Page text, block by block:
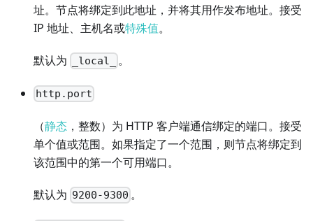
址。节点将绑定到此地址，并将其用作发布地址。接受
IP 地址、主机名或特殊值。
默认为 _local_ 。
http.port
（静态 ，整数）为 HTTP 客户端通信绑定的端口。接受
单个值或范围。如果指定了一个范围，则节点将绑定到
该范围中的第一个可用端口。
默认为 9200-9300 。